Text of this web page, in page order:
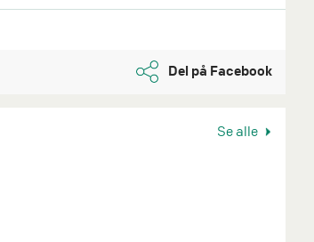
Del på Facebook
Se alle